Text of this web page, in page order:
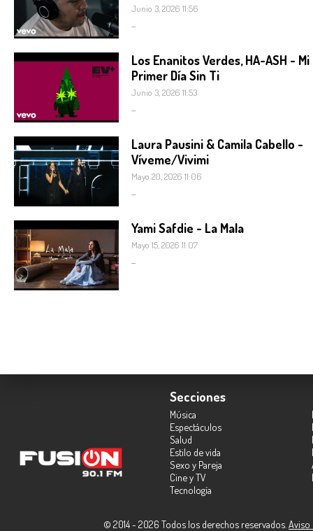
Junio 3, 2026 11:56
Los Enanitos Verdes, HA-ASH - Mi
Primer Día Sin Ti
Junio 3, 2026 11:53
Laura Pausini & Camila Cabello -
Víveme/Vivimi
Mayo 20, 2026 11:06
Yami Safdie - La Mala
Mayo 15, 2026 11:07
Secciones
Música
Espectáculos
Salud
Estilo de vida
Sexo y Pareja
Cine y TV
Tecnología
© 2014 - 2026 Todos los derechos reservados. Aviso